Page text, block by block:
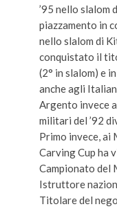
’95 nello slalom
piazzamento in
nello slalom di
conquistato il
(2° in slalom) e
anche agli
Argento invece
militari del ’92
Primo invece, ai
Carving Cup ha
Campionato del
Istruttore
Titolare del